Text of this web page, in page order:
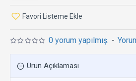
0 yorum yapılmış. -
Favori Listeme Ekle
Ürün Açıklaması